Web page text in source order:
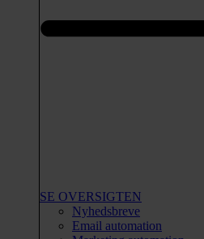
SE OVERSIGTEN
Nyhedsbreve
Email automation